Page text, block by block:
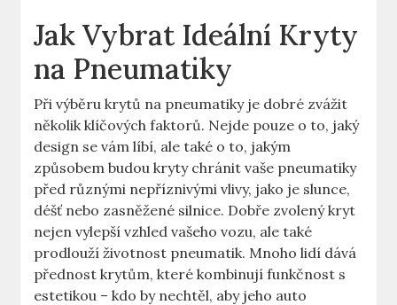
Jak Vybrat Ideální Kryty
na Pneumatiky
Při výběru krytů na pneumatiky je dobré zvážit
několik klíčových faktorů. Nejde pouze o to, jaký
design se vám líbí, ale také o to, jakým
způsobem budou kryty chránit vaše pneumatiky
před různými nepříznivými vlivy, jako je slunce,
déšť nebo zasněžené silnice. Dobře zvolený kryt
nejen vylepší vzhled vašeho vozu, ale také
prodlouží životnost pneumatik. Mnoho lidí dává
přednost krytům, které kombinují funkčnost s
estetikou – kdo by nechtěl, aby jeho auto